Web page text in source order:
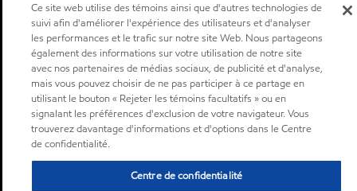
Ce site web utilise des témoins ainsi que d'autres technologies de
suivi afin d'améliorer l'expérience des utilisateurs et d'analyser
les performances et le trafic sur notre site Web. Nous partageons
également des informations sur votre utilisation de notre site
avec nos partenaires de médias sociaux, de publicité et d'analyse,
mais vous pouvez choisir de ne pas participer à ce partage en
utilisant le bouton « Rejeter les témoins facultatifs » ou en
signalant les préférences d'exclusion de votre navigateur. Vous
trouverez davantage d'informations et d'options dans le Centre
de confidentialité.
Centre de confidentialité